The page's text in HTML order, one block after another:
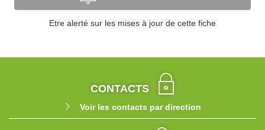
Etre alerté sur les mises à jour de cette fiche
CONTACTS
Voir les contacts par direction